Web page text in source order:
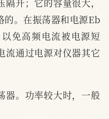
开；它的容量很大，
的。在振荡器和电源Eb
免高频电流被电源短
流通过电源对仪器其它
器。功率较大时，一般